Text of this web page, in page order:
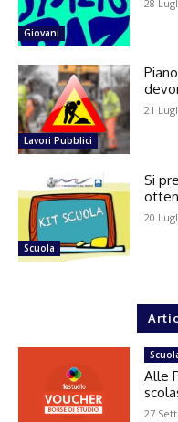
Giovani
28
Lavori Pubblici
21
Scuola
Si
20
Alle
27